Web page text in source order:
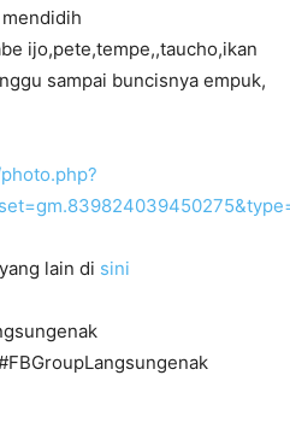
ijo,pete,tempe,,taucho,ikan
sampai buncisnya empuk,
lain di sini